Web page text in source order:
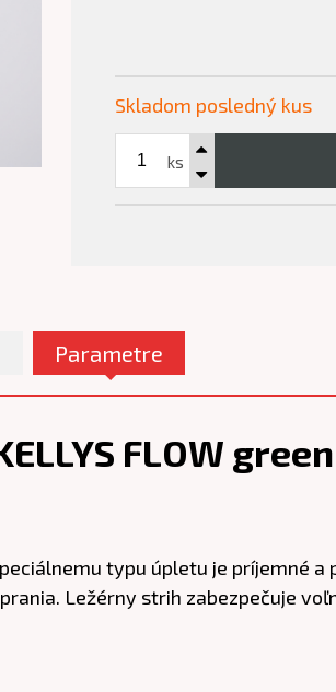
Skladom posledný kus
ks
Parametre
FLOW
typu úpletu je príjemné a
Ležérny strih zabezpečuje